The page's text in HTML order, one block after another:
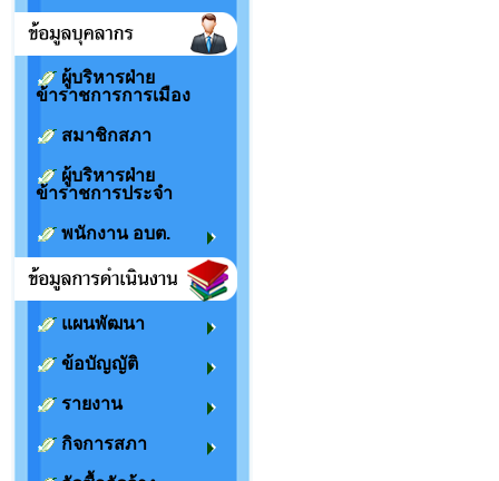
ผู้บริหารฝ่าย
ข้าราชการการเมือง
สมาชิกสภา
ผู้บริหารฝ่าย
ข้าราชการประจำ
พนักงาน อบต.
แผนพัฒนา
ข้อบัญญัติ
รายงาน
กิจการสภา